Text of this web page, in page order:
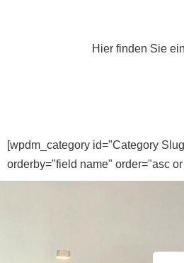
Hier finden Sie
[wpdm_category id="Category
orderby="field name" order="asc